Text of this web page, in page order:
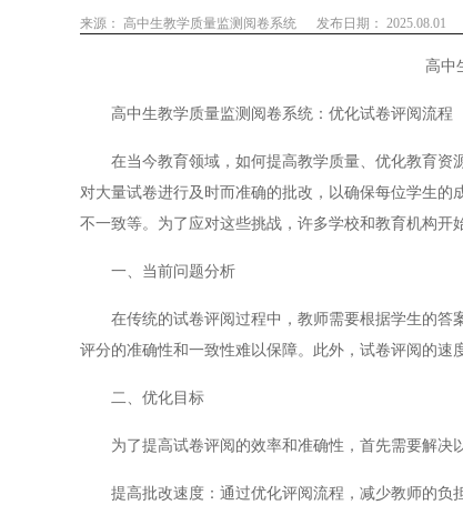
来源： 高中生教学质量监测阅卷系统 发布日期： 2025.08.01
高中
高中生教学质量监测阅卷系统：优化试卷评阅流程
在当今教育领域，如何提高教学质量、优化教育资
对大量试卷进行及时而准确的批改，以确保每位学生
不一致等。为了应对这些挑战，许多学校和教育机构开
一、当前问题分析
在传统的试卷评阅过程中，教师需要根据学生的答案
评分的准确性和一致性难以保障。此外，试卷评阅的速
二、优化目标
为了提高试卷评阅的效率和准确性，首先需要解决
提高批改速度：通过优化评阅流程，减少教师的负